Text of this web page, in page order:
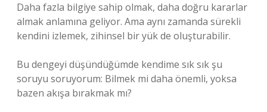
Daha fazla bilgiye sahip olmak, daha doğru kararlar
almak anlamına geliyor. Ama aynı zamanda sürekli
kendini izlemek, zihinsel bir yük de oluşturabilir.
Bu dengeyi düşündüğümde kendime sık sık şu
soruyu soruyorum: Bilmek mi daha önemli, yoksa
bazen akışa bırakmak mı?